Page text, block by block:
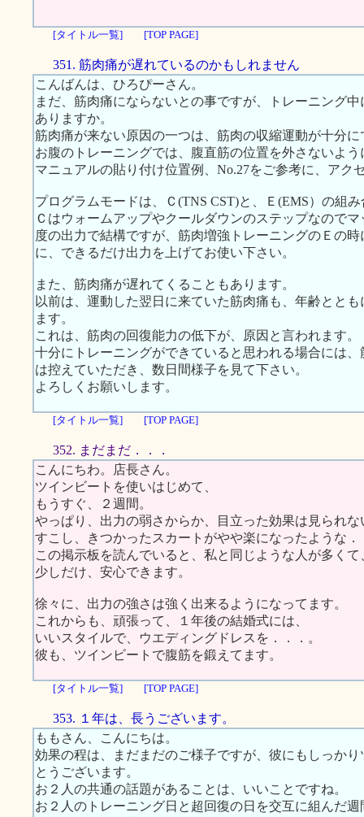
[タイトル一覧] [TOP PAGE]
351. 筋肉痛が遅れているのかもしれません
こんばんは、ひろぴーさん。
まだ、筋肉痛にならないとの事ですが、トレーニング
ありますか。
筋肉痛が来ない原因の一つは、筋肉の収縮運動が十分
お腹のトレーニングでは、腹直筋の位置を外さないよ
マニュアルの貼り付け位置例、No.27をご参考に、アク
プログラムモードは、Ｃ(TNS CST)と、Ｅ(EMS）の組
Ｃはウォームアップやクールダウンのステップなので
度の出力で結構ですが、筋肉増強トレーニングのＥの
に、できるだけ出力を上げてお使い下さい。
また、筋肉痛が遅れてくることもあります。
以前は、運動した翌日に来ていた筋肉痛も、年齢とと
ます。
これは、筋肉の回復能力の低下が、原因と言われます。
十分にトレーニングができていると思われる場合には
は控えていただき、数日間様子を見て下さい。
よろしくお願いします。
[タイトル一覧] [TOP PAGE]
352. まだまだ．．．
こんにちわ。店長さん。
ツインビートを使いはじめて、
もうすぐ、２週間。
やっぱり、出力の弱さからか、目立った効果は見られな
すこし、きつかったスカートがやや楽になったような．
この掲示板を読んでいると、私と同じような人が多くて
少しだけ、安心できます。
徐々に、出力の強さは強く出来るようになってます。
これからも、頑張って、１年後の結婚式には、
いいスタイルで、ウエディングドレスを．．．。
彼も、ツインビートで腹筋を鍛えてます。
[タイトル一覧] [TOP PAGE]
353. １年は、長うございます。
ももさん、こんにちは。
効果の程は、まだまだのご様子ですが、彼にもしっか
とうございます。
お２人の共通の話題があることは、いいことですね。
お２人のトレーニング日と超回復の日を交互に組んだ